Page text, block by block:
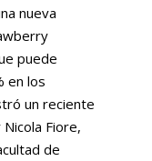
nueva
puede
en los
un reciente
Fiore,
de